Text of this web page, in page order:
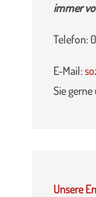
immer
Telefon:
E-Mail:
Sie
Unsere